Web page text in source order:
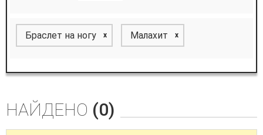
Браслет на ногу x Малахит x
НАЙДЕНО (0)